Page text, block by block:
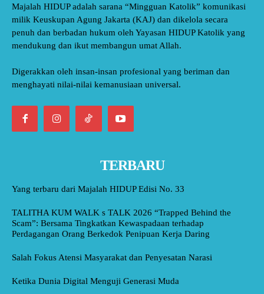
Majalah HIDUP adalah sarana “Mingguan Katolik” komunikasi
milik Keuskupan Agung Jakarta (KAJ) dan dikelola secara
penuh dan berbadan hukum oleh Yayasan HIDUP Katolik yang
mendukung dan ikut membangun umat Allah.
Digerakkan oleh insan-insan profesional yang beriman dan
menghayati nilai-nilai kemanusiaan universal.
TERBARU
Yang terbaru dari Majalah HIDUP Edisi No. 33
TALITHA KUM WALK s TALK 2026 “Trapped Behind the
Scam”: Bersama Tingkatkan Kewaspadaan terhadap
Perdagangan Orang Berkedok Penipuan Kerja Daring
Salah Fokus Atensi Masyarakat dan Penyesatan Narasi
Ketika Dunia Digital Menguji Generasi Muda